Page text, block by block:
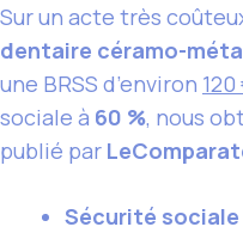
Sur un acte très
dentaire céramo-
une BRSS d’environ 120
sociale à 60 %, nous
publié par
Sécurité sociale